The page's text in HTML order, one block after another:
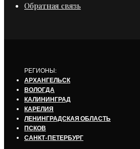
Обратная связь
РЕГИОНЫ:
АРХАНГЕЛЬСК
ВОЛОГДА
КАЛИНИНГРАД
КАРЕЛИЯ
ЛЕНИНГРАДСКАЯ ОБЛАСТЬ
ПСКОВ
САНКТ-ПЕТЕРБУРГ